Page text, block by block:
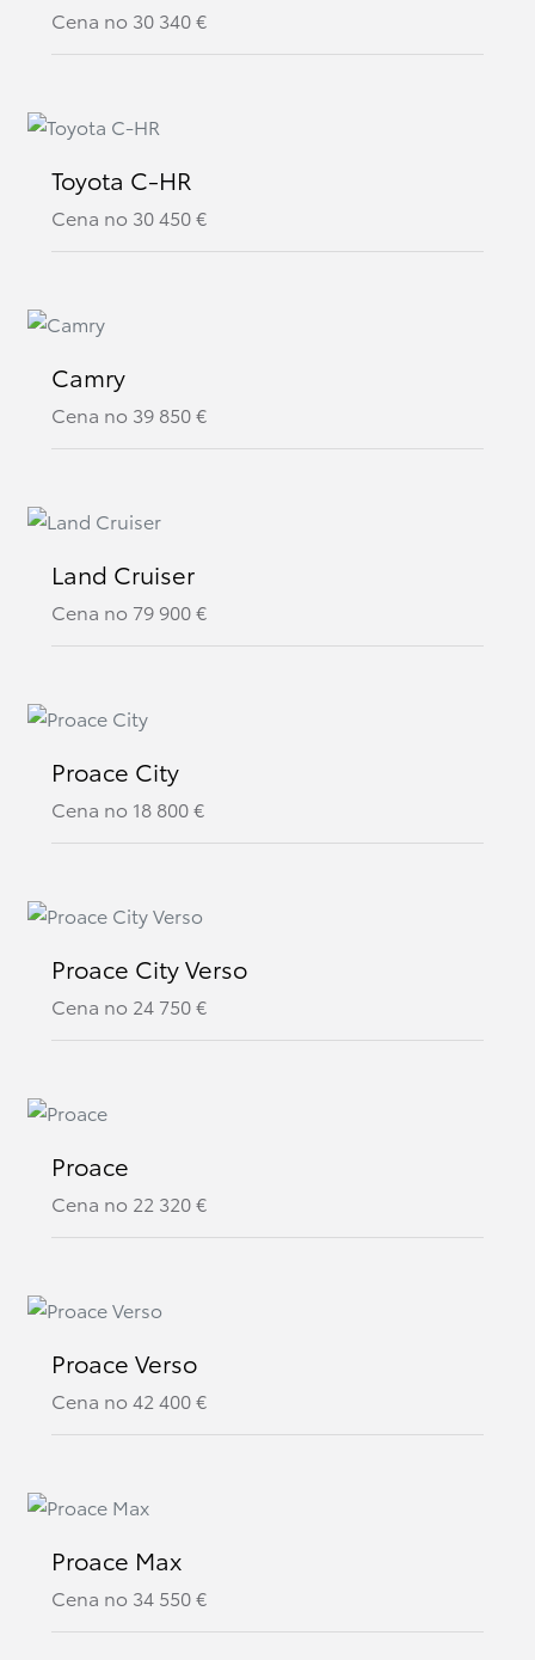
Cena no 30 340€
Toyota C-HR
Cena no 30 450€
Camry
Cena no 39 850€
Land Cruiser
Cena no 79 900€
Proace City
Cena no 18 800€
Proace City Verso
Cena no 24 750€
Proace
Cena no 22 320€
Proace Verso
Cena no 42 400€
Proace Max
Cena no 34 550€